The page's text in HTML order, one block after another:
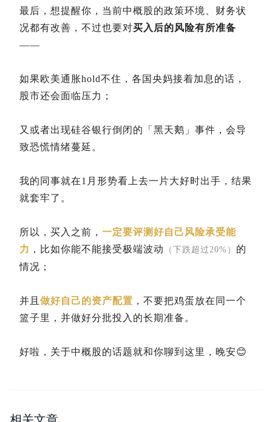
最后，想提醒你，当前中概股的政策环境、财务状
况都有改善，不过也要对买入后的风险有所准备
——
如果欧美通胀hold不住，各国央妈接着加息的话，
股市还会面临压力；
又或者出现硅谷银行倒闭的「黑天鹅」事件，会导
致恐慌情绪蔓延。
我的同事就在1月形势看上去一片大好时出手，结果
就套牢了。
所以，买入之前， 一定要评测好自己风险承受能
力 ，比如你能不能接受极端波动 （下跌超过20%） 的
情况；
并且 做好自己的资产配置 ，不要把鸡蛋放在同一个
篮子里，并做好分批投入的长期准备。
好啦，关于中概股的话题就和你聊到这里，晚安😊